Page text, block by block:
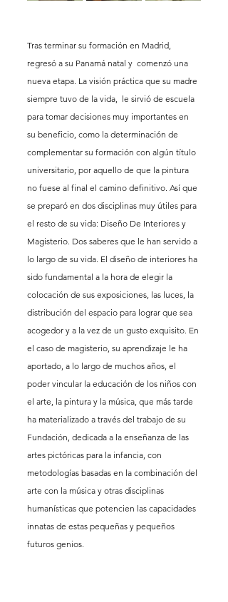
Tras terminar su formación en Madrid,
regresó a su Panamá natal y  comenzó una
nueva etapa. La visión práctica que su madre
siempre tuvo de la vida,  le sirvió de escuela
para tomar decisiones muy importantes en
su beneficio, como la determinación de
complementar su formación con algún título
universitario, por aquello de que la pintura
no fuese al final el camino definitivo. Así que
se preparó en dos disciplinas muy útiles para
el resto de su vida: Diseño De Interiores y
Magisterio. Dos saberes que le han servido a
lo largo de su vida. El diseño de interiores ha
sido fundamental a la hora de elegir la
colocación de sus exposiciones, las luces, la
distribución del espacio para lograr que sea
acogedor y a la vez de un gusto exquisito. En
el caso de magisterio, su aprendizaje le ha
aportado, a lo largo de muchos años, el
poder vincular la educación de los niños con
el arte, la pintura y la música, que más tarde
ha materializado a través del trabajo de su
Fundación, dedicada a la enseñanza de las
artes pictóricas para la infancia, con
metodologías basadas en la combinación del
arte con la música y otras disciplinas
humanísticas que potencien las capacidades
innatas de estas pequeñas y pequeños
futuros genios.